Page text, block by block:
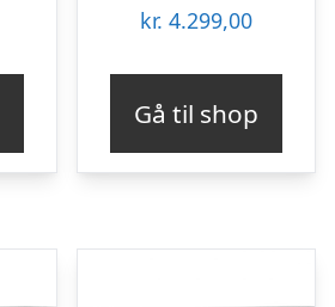
kr. 4.299,00
Gå til shop